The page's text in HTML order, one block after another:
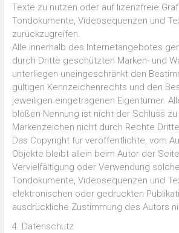
Texte zu nutzen oder auf lizenzfreie
Tondokumente, Videosequenzen und
zurückzugreifen.
Alle innerhalb des Internetangebotes
durch Dritte geschützten Marken- und
unterliegen uneingeschränkt den
gültigen Kennzeichenrechts und den
jeweiligen eingetragenen Eigentümer.
bloßen Nennung ist nicht der Schluss
Markenzeichen nicht durch Rechte
Das Copyright für veröffentlichte, vom
Objekte bleibt allein beim Autor der
Vervielfältigung oder Verwendung
Tondokumente, Videosequenzen und
elektronischen oder gedruckten
ausdrückliche Zustimmung des Autors
4. Datenschutz